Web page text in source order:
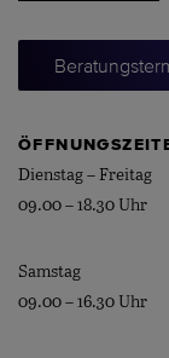
Dienstag – Freitag
09.00 – 18.30 Uhr
Samstag
09.00 – 16.30 Uhr